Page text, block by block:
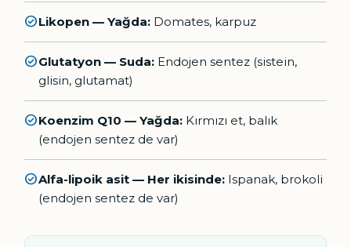
check_circleLikopen — Yağda: Domates, karpuz
check_circleGlutatyon — Suda: Endojen sentez (sistein,
glisin, glutamat)
check_circleKoenzim Q10 — Yağda: Kırmızı et, balık
(endojen sentez de var)
check_circleAlfa-lipoik asit — Her ikisinde: Ispanak, brokoli
(endojen sentez de var)